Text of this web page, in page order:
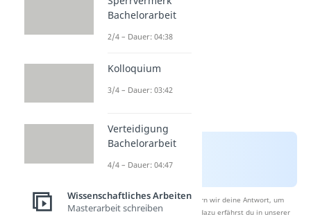
Nach Beantwortung speichern wir deine Antwort, um
Studyflix zu verbessern. Mehr dazu erfährst du in unserer
Bachelorarbeit
2/4 – Dauer: 04:38
Kolloquium
3/4 – Dauer: 03:42
Verteidigung
Bachelorarbeit
4/4 – Dauer: 04:47
Wissenschaftliches Arbeiten
Masterarbeit schreiben